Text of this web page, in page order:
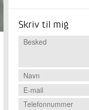
Skriv til mig